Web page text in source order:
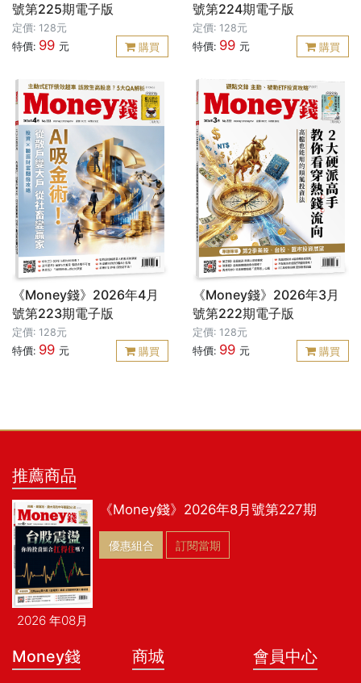
號第225期電子版
定價: 128元
特價: 99 元 購買
號第224期電子版
定價: 128元
特價: 99 元 購買
《Money錢》2026年4月
號第223期電子版
定價: 128元
特價: 99 元 購買
《Money錢》2026年3月
號第222期電子版
定價: 128元
特價: 99 元 購買
推薦商品
2026 年08月
《Money錢》2026年8月號第227期
優惠組合 訂閱當期
Money錢 商城 會員中心